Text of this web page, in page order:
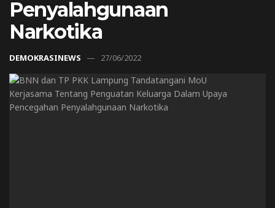
Penyalahgunaan
Narkotika
DEMOKRASINEWS 27/06/2022